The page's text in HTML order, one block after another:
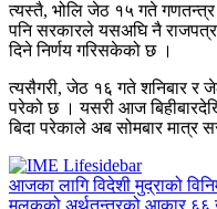
त्यस्तै, भोलि जेठ १५ गते
पनि सरकारले यसअघि नै
दिने निर्णय गरिसकेको छ ।
त्यसैगरी, जेठ १६ गते शनिबार र
परेको छ । यसरी आज
बिदा परेकाले अब सोमबार मात्र
आजका लागि विदेशी मुद्राको